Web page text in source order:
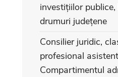
investițiilor
drumuri județene
Consilier juridic,
profesional
Compartimentul